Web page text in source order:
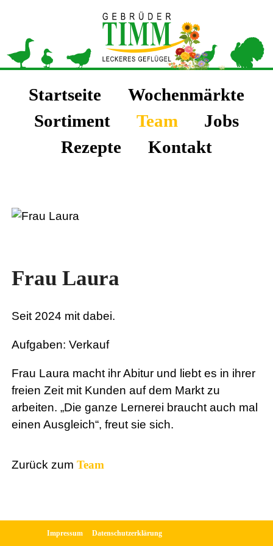
Navigation
|
Seiteninhalt|
Navigation überspringen
Startseite Wochenmärkte
Sortiment| Team Jobs
Rezepte Kontakt|
Frau Laura
Seit 2024 mit dabei.
Aufgaben: Verkauf
Frau Laura macht ihr Abitur und liebt es in ihrer
freien Zeit mit Kunden auf dem Markt zu
arbeiten. „Die ganze Lernerei braucht auch mal
einen Ausgleich“, freut sie sich.
Zurück zumTeam
Impressum Datenschutzerklärung